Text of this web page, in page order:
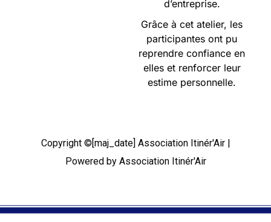
d’entreprise.
Grâce à cet atelier, les
participantes ont pu
reprendre confiance en
elles et renforcer leur
estime personnelle.
Copyright ©[maj_date] Association Itinér'Air |
Powered by Association Itinér'Air